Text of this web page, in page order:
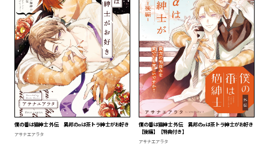
僕の番は猫紳士 外伝 異邦のαは茶トラ紳士がお好き
アサナエアラタ
僕の番は猫紳士 外伝 異邦のαは茶トラ紳士がお好き
【後編】【特典付き】
アサナエアラタ